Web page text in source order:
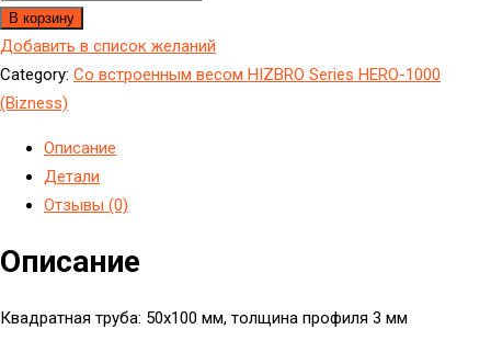
В корзину
Добавить в список желаний
Category: Cо встроенным весом HIZBRO Series HERO-1000
(Bizness)
Описание
Детали
Отзывы (0)
Описание
Квадратная труба: 50х100 мм, толщина профиля 3 мм